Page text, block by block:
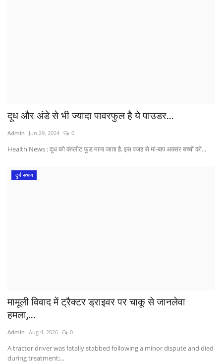
दूध और अंडे से भी ज्यादा पावरफुल है ये पाउडर...
Admin Jun 29, 2024 0
Health News : दूध को कंप्लीट फूड माना जाता है. इस वजह से मां-बाप अक्सर बच्चों को...
दुर्ग संभाग
मामूली विवाद में ट्रैक्टर ड्राइवर पर चाकू से जानलेवा
हमला,...
Admin Aug 4, 2026 0
A tractor driver was fatally stabbed following a minor dispute and died
during treatment;...